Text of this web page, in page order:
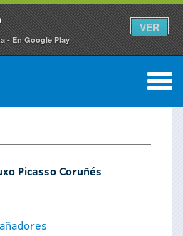
- En Google Play
VER
0
Picasso Coruñés